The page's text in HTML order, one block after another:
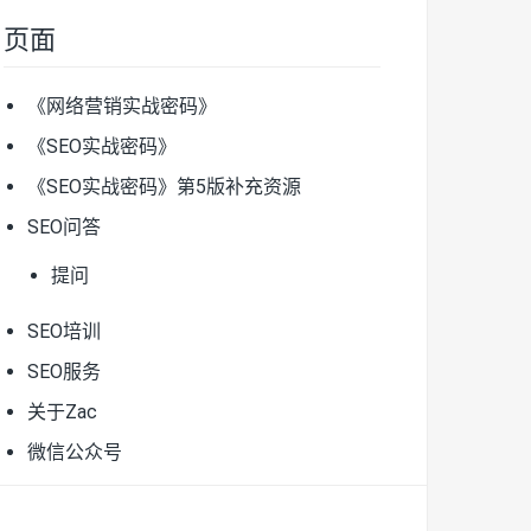
页面
《网络营销实战密码》
《SEO实战密码》
《SEO实战密码》第5版补充资源
SEO问答
提问
SEO培训
SEO服务
关于Zac
微信公众号